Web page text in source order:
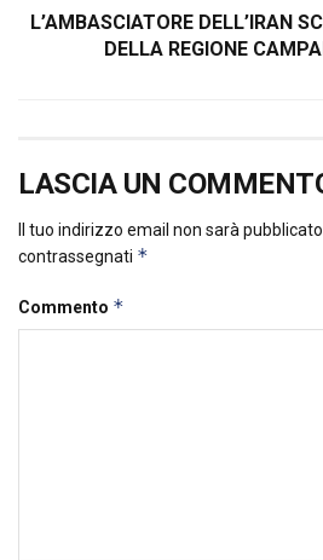
L’AMBASCIATORE DELL’IRAN
DELLA REGIONE
LASCIA UN
Il tuo indirizzo email non sarà pubblicato.
contrassegnati *
Commento *